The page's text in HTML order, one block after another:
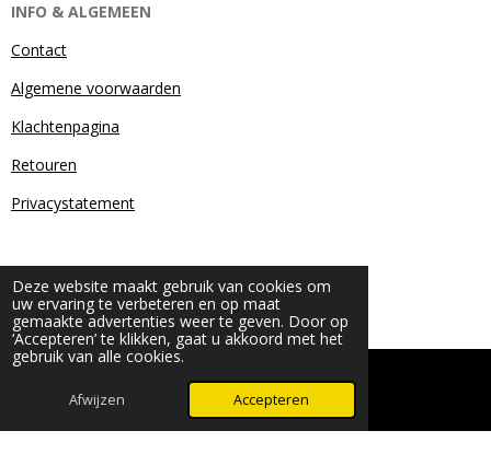
Deze website maakt gebruik van cookies om
uw ervaring te verbeteren en op maat
gemaakte advertenties weer te geven. Door op
‘Accepteren’ te klikken, gaat u akkoord met het
gebruik van alle cookies.
Afwijzen Accepteren
INFO & ALGEMEEN
Contact
Algemene voorwaarden
Klachtenpagina
Retouren
Privacystatement
© 2024 - 2026 Beauty & More by Robyn
WhatsApp